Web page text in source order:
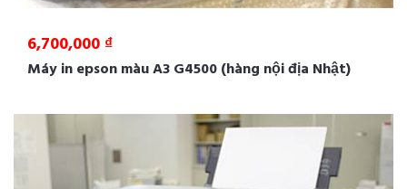
6,700,000 ₫
Máy in epson màu A3 G4500 (hàng nội địa Nhật)